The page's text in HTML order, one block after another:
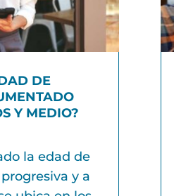
DE
Y MEDIO?
la edad de
y a